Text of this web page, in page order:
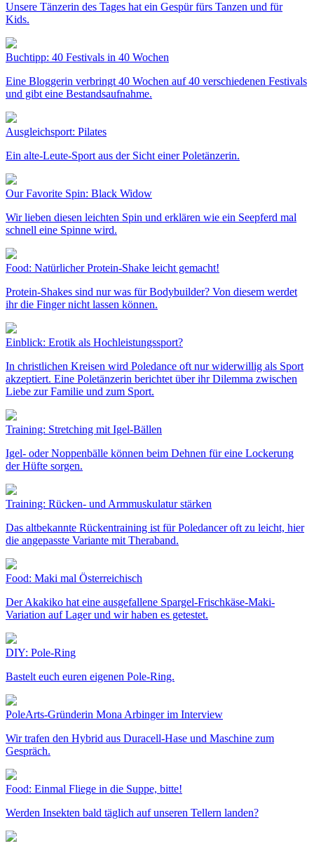
Unsere Tänzerin des Tages hat ein Gespür fürs Tanzen und für
Kids.
Buchtipp: 40 Festivals in 40 Wochen
Eine Bloggerin verbringt 40 Wochen auf 40 verschiedenen Festivals
und gibt eine Bestandsaufnahme.
Ausgleichsport: Pilates
Ein alte-Leute-Sport aus der Sicht einer Poletänzerin.
Our Favorite Spin: Black Widow
Wir lieben diesen leichten Spin und erklären wie ein Seepferd mal
schnell eine Spinne wird.
Food: Natürlicher Protein-Shake leicht gemacht!
Protein-Shakes sind nur was für Bodybuilder? Von diesem werdet
ihr die Finger nicht lassen können.
Einblick: Erotik als Hochleistungssport?
In christlichen Kreisen wird Poledance oft nur widerwillig als Sport
akzeptiert. Eine Poletänzerin berichtet über ihr Dilemma zwischen
Liebe zur Familie und zum Sport.
Training: Stretching mit Igel-Bällen
Igel- oder Noppenbälle können beim Dehnen für eine Lockerung
der Hüfte sorgen.
Training: Rücken- und Armmuskulatur stärken
Das altbekannte Rückentraining ist für Poledancer oft zu leicht, hier
die angepasste Variante mit Theraband.
Food: Maki mal Österreichisch
Der Akakiko hat eine ausgefallene Spargel-Frischkäse-Maki-
Variation auf Lager und wir haben es getestet.
DIY: Pole-Ring
Bastelt euch euren eigenen Pole-Ring.
PoleArts-Gründerin Mona Arbinger im Interview
Wir trafen den Hybrid aus Duracell-Hase und Maschine zum
Gespräch.
Food: Einmal Fliege in die Suppe, bitte!
Werden Insekten bald täglich auf unseren Tellern landen?